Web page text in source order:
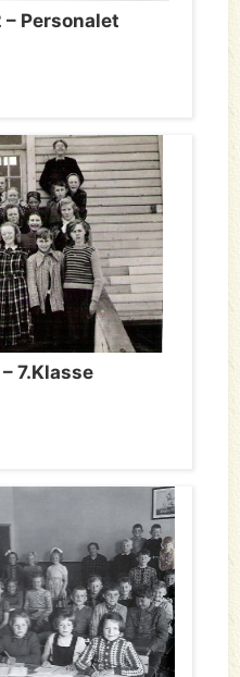
– Personalet
7.Klasse